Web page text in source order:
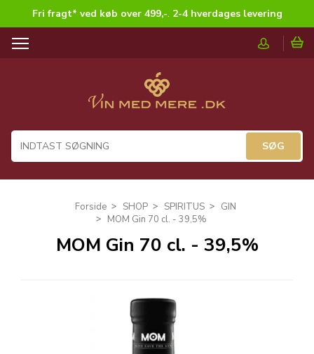
Fri fragt* ved køb over 499,-. 2-4 hverdages levering
T
a
i
Forside SHOP SPIRITUS
GIN
MOM Gin 70 cl. - 39,5%
MOM Gin 70 cl. - 39,5%